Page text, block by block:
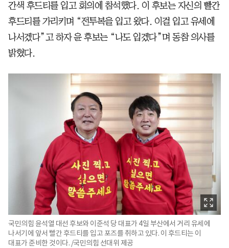
간색 후드티를 입고 회의에 참석했다. 이 후보는 자신의 빨간
후드티를 가리키며 “전투복을 입고 왔다. 이걸 입고 유세에
나서겠다”고 하자 윤 후보는 “나도 입겠다”며 동참 의사를
밝혔다.
국민의힘 윤석열 대선 후보와 이준석 당 대표가 4일 부산에서 거리 유세에
나서기에 앞서 빨간 후드티를 입고 포즈를 취하고 있다. 이 후드티는 이
대표가 준비한 것이다. /국민의힘 선대위 제공